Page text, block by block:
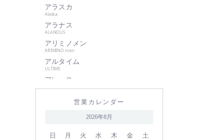
サハラ・インターナショナルグル
ープ
サントレッグ
GMコーポレーション
season4
シュワルツコフ
自由が丘クリニック
shu uemura
アラスカ
Alaska
アラナス
ALANOUS
アリミノメン
ARIMINO men
アルタイム
ULTIME
アレース
アンダーバープラス
アンドウェイビー
営業カレンダー
2026年8月
日 月 火 水 木 金 土